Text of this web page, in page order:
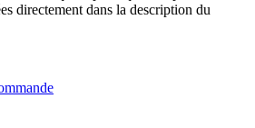
directement dans la description du